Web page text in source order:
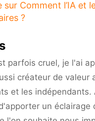
sur Comment l’IA et
?
parfois cruel, je l'ai
créateur de valeur
et les indépendants.
un éclairage